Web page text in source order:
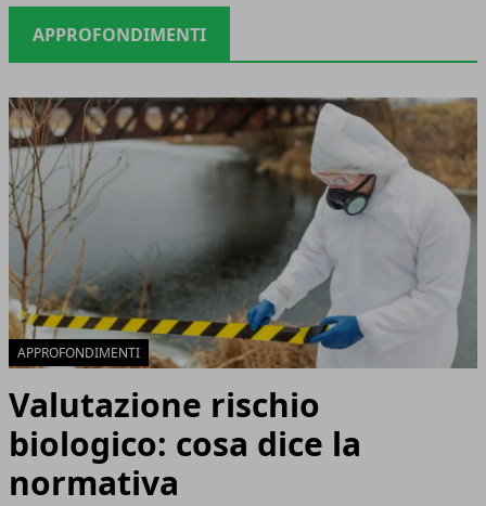
APPROFONDIMENTI
APPROFONDIMENTI
Valutazione rischio
biologico: cosa dice la
normativa